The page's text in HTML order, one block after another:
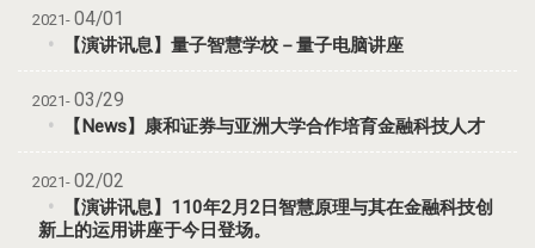
2021- 04/01
【演讲讯息】量子智慧学校－量子电脑讲座
2021- 03/29
【News】康和证券与亚洲大学合作培育金融科技人才
2021- 02/02
【演讲讯息】110年2月2日智慧原理与其在金融科技创
新上的运用讲座于今日登场。